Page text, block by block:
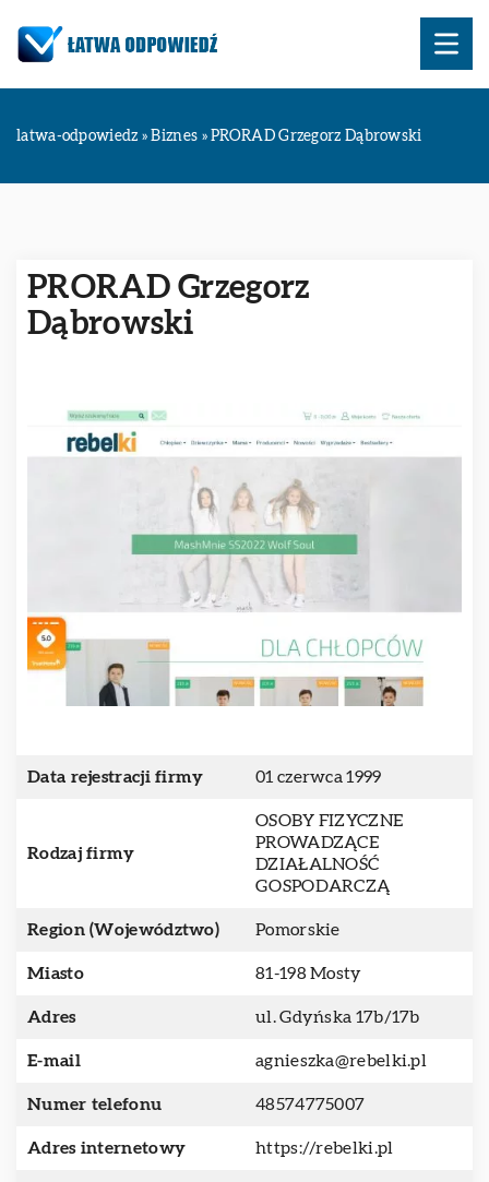
latwa-odpowiedz »Biznes »PRORAD Grzegorz Dąbrowski
PRORAD Grzegorz
Dąbrowski
Data rejestracji firmy 01 czerwca 1999
Rodzaj firmy
OSOBY FIZYCZNE
PROWADZĄCE
DZIAŁALNOŚĆ
GOSPODARCZĄ
Region (Województwo) Pomorskie
Miasto 81-198 Mosty
Adres ul. Gdyńska 17b/17b
E-mail agnieszka@rebelki.pl
Numer telefonu 48574775007
Adres internetowy https://rebelki.pl